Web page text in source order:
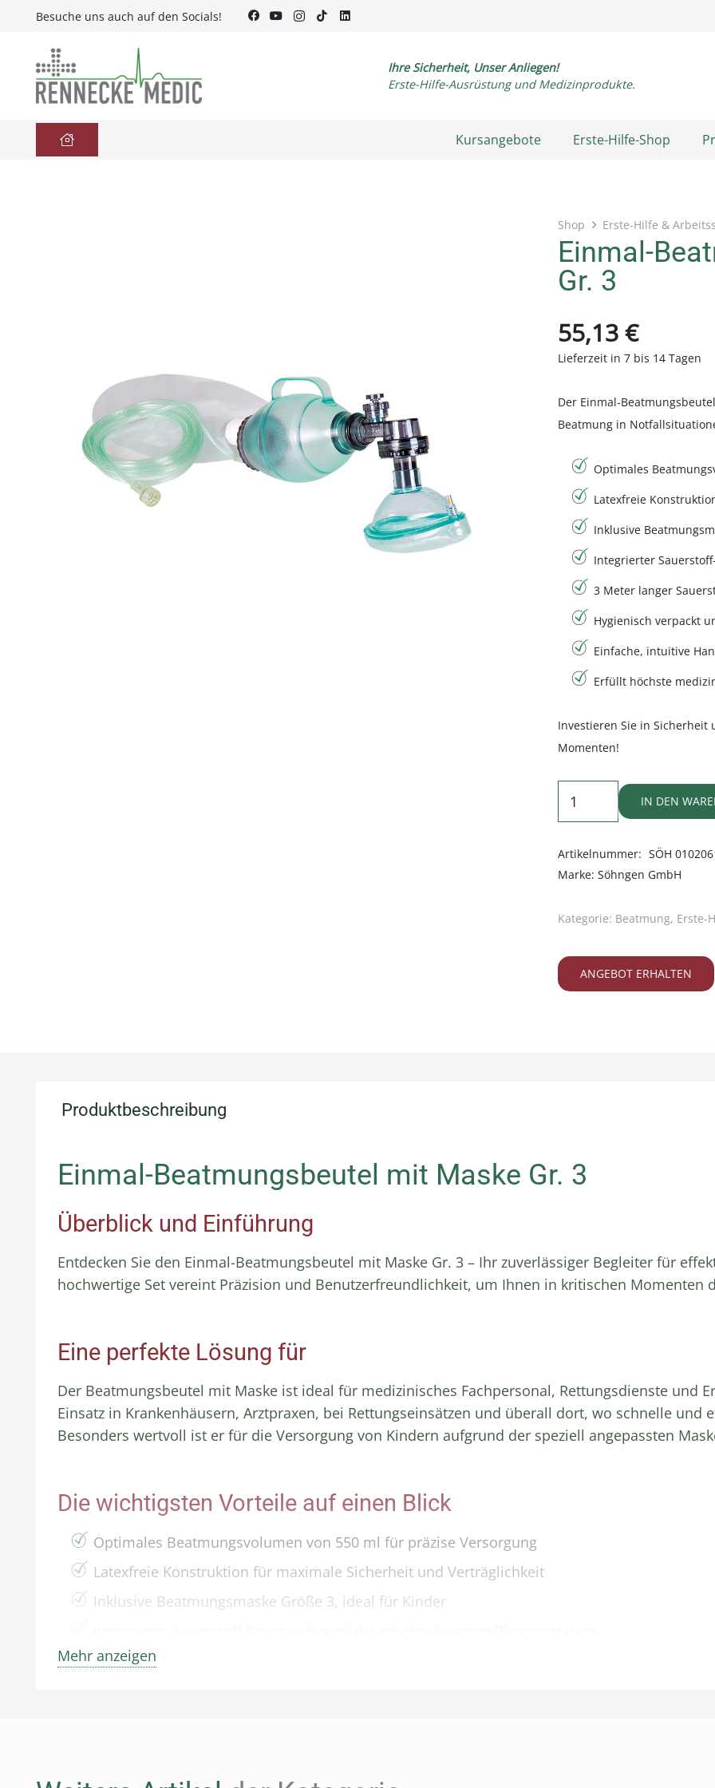
Besuche uns auch auf den Socials!
Ihre Sicherheit, Unser Anliegen!
Erste-Hilfe-Ausrüstung und Medizinprodukte.
Kursangebote Erste-Hilfe-Shop
Shop Erste-Hilfe &
Einmal-
Gr. 3
55,13€
Lieferzeit in 7 bis 14 Tagen
Der Einmal-
Beatmung in
Optimales
Latexfreie
Inklusive
Integrierter
3 Meter langer
Hygienisch verpackt
Einfache, intuitive
Erfüllt höchste
Investieren Sie in Sicherheit
Momenten!
Beatmungsbeutel
Maske
Gr.
Menge
IN DEN
Artikelnummer: SÖH
Marke: Söhngen GmbH
Kategorie: Beatmung, Erste-
ANGEBOT ERHALTEN
Produktbeschreibung
Einmal-Beatmungsbeutel mit Maske Gr. 3
Überblick und Einführung
Entdecken Sie den Einmal-Beatmungsbeutel mit Maske Gr. 3 – Ihr zuverlässiger Begleiter für
hochwertige Set vereint Präzision und Benutzerfreundlichkeit, um Ihnen in kritischen Momenten
Eine perfekte Lösung für
Der Beatmungsbeutel mit Maske ist ideal für medizinisches Fachpersonal, Rettungsdienste und
Einsatz in Krankenhäusern, Arztpraxen, bei Rettungseinsätzen und überall dort, wo schnelle und
Besonders wertvoll ist er für die Versorgung von Kindern aufgrund der speziell angepassten
Die wichtigsten Vorteile auf einen Blick
Optimales Beatmungsvolumen von 550 ml für präzise Versorgung
Latexfreie Konstruktion für maximale Sicherheit und Verträglichkeit
Inklusive Beatmungsmaske Größe 3, ideal für Kinder
3 Meter langer Sauerstoff-Anschlussschlauch für Flexibilität im Einsatz
Mehr anzeigen